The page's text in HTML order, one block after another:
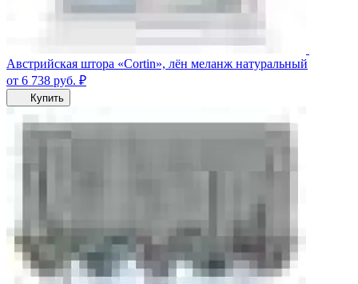
Австрийская штора «Cortin», лён меланж натуральный
от 6 738 руб. ₽
Купить